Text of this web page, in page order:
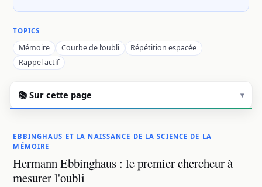
TOPICS
Mémoire Courbe de l’oubli
Répétition espacée
Rappel actif
📚 Sur cette page ▾
EBBINGHAUS ET LA NAISSANCE DE LA SCIENCE DE LA
MÉMOIRE
Hermann Ebbinghaus : le premier chercheur à
mesurer l'oubli